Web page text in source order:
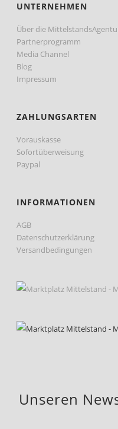
UNTERNEHMEN
Über die
Partnerprogramm
Media Channel
Blog
Impressum
ZAHLUNGSARTEN
Vorauskasse
Sofortüberweisung
Paypal
INFORMATIONEN
AGB
Datenschutzerklärung
Versandbedingungen
Unseren